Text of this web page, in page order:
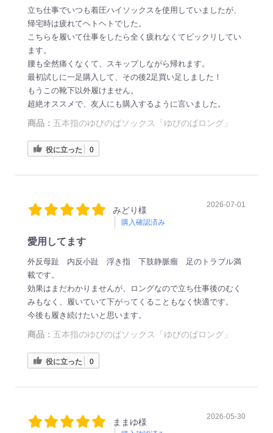
立ち仕事でいつも着圧ハイソックスを使用していましたが、
帰宅時は疲れてヘトヘトでした。
こちらを履いて仕事をしたら全く疲れなくてビックリしてい
ます。
腰も全然痛くなくて、スキップしながら帰れます。
最初試しに一足購入して、その後2足買い足しました！
もうこの靴下以外履けません。
超絶オススメで、友人にも購入するように言いました。
商品： 五本指のゆびのばソックス「ゆびのばロング」
役に立った 0
みどり様
購入確認済み
2026-07-01
愛用してます
外反母趾 内反小趾 浮き指 下肢静脈瘤 足のトラブル満
載です。
効果はまだわかりませんが、ロングなので立ち仕事後のむく
みもなく、履いていて下がってくることもなく快適です。
今後も履き続けたいと思います。
商品： 五本指のゆびのばソックス「ゆびのばロング」
役に立った 0
ままゆ様
2026-05-30